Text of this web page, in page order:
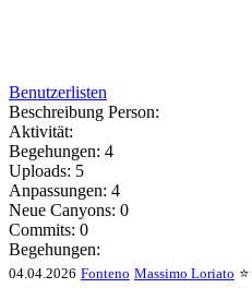
Benutzerlisten
Beschreibung Person:
Aktivität:
Begehungen: 4
Uploads: 5
Anpassungen: 4
Neue Canyons: 0
Commits: 0
Begehungen:
04.04.2026 Fonteno Massimo Loriato ⭐